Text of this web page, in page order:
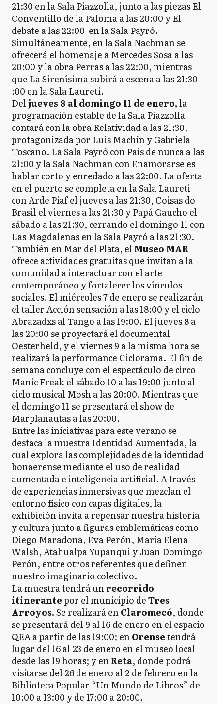
21:30 en la Sala Piazzolla, junto a las piezas El
Conventillo de la Paloma a las 20:00 y El
debate a las 22:00 en la Sala Payró.
Simultáneamente, en la Sala Nachman se
ofrecerá el homenaje a Mercedes Sosa a las
20:00 y la obra Perras a las 22:00, mientras
que La Sirenísima subirá a escena a las 21:30
:00 en la Sala Laureti.
Deljueves 8 al domingo 11 de enero,la
programación estable de la Sala Piazzolla
contará con la obra Relatividad a las 21:30,
protagonizada por Luis Machín y Gabriela
Toscano. La Sala Payró con País de nunca a las
21:00 y la Sala Nachman con Enamorarse es
hablar corto y enredado a las 22:00. La oferta
en el puerto se completa en la Sala Laureti
con Arde Piaf el jueves a las 21:30, Coisas do
Brasil el viernes a las 21:30 y Papá Gaucho el
sábado a las 21:30, cerrando el domingo 11 con
Las Magdalenas en la Sala Payró a las 21:30.
También en Mar del Plata, elMuseo MAR
ofrece actividades gratuitas que invitan a la
comunidad a interactuar con el arte
contemporáneo y fortalecer los vínculos
sociales. El miércoles 7 de enero se realizarán
el taller Acción sensación a las 18:00 y el ciclo
Abrazadxs al Tango a las 19:00. El jueves 8 a
las 20:00 se proyectará el documental
Oesterheld, y el viernes 9 a la misma hora se
realizará la performance Ciclorama. El fin de
semana concluye con el espectáculo de circo
Manic Freak el sábado 10 a las 19:00 junto al
ciclo musical Mosh a las 20:00. Mientras que
el domingo 11 se presentará el show de
Marplanautas a las 20:00.
Entre las iniciativas para este verano se
destaca la muestra Identidad Aumentada, la
cual explora las complejidades de la identidad
bonaerense mediante el uso de realidad
aumentada e inteligencia artificial. A través
de experiencias inmersivas que mezclan el
entorno físico con capas digitales, la
exhibición invita a repensar nuestra historia
y cultura junto a figuras emblemáticas como
Diego Maradona, Eva Perón, María Elena
Walsh, Atahualpa Yupanqui y Juan Domingo
Perón, entre otros referentes que definen
nuestro imaginario colectivo.
La muestra tendrá unrecorrido
itinerantepor el municipio deTres
Arroyos.Se realizará enClaromecó, donde
se presentará del 9 al 16 de enero en el espacio
QEA a partir de las 19:00; enOrensetendrá
lugar del 16 al 23 de enero en el museo local
desde las 19 horas; y enReta, donde podrá
visitarse del 26 de enero al 2 de febrero en la
Biblioteca Popular “Un Mundo de Libros” de
10:00 a 13:00 y de 17:00 a 20:00.